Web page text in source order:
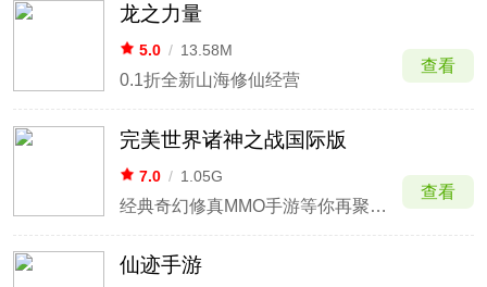
龙之力量
5.0 / 13.58M
0.1折全新山海修仙经营
查看
完美世界诸神之战国际版
7.0 / 1.05G
经典奇幻修真MMO手游等你再聚祖龙城
查看
仙迹手游